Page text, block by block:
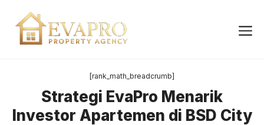
content
[rank_math_breadcrumb]
Strategi EvaPro Menarik
Investor Apartemen di BSD City